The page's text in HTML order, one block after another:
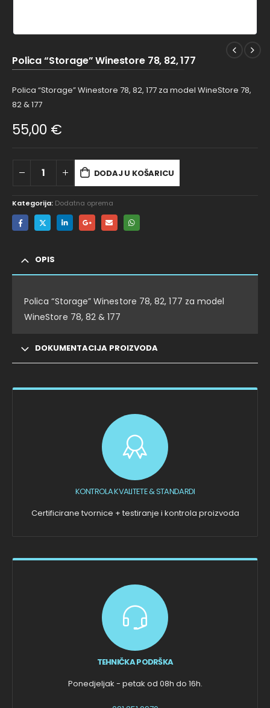
Polica “Storage” Winestore 78, 82, 177
Polica “Storage” Winestore 78, 82, 177 za model WineStore 78,
82 & 177
55,00 €
DODAJ U KOŠARICU
Kategorija: Dodatna oprema
OPIS
Polica “Storage” Winestore 78, 82, 177 za model
WineStore 78, 82 & 177
DOKUMENTACIJA PROIZVODA
KONTROLA KVALITETE & STANDARDI
Certificirane tvornice + testiranje i kontrola proizvoda
TEHNIČKA PODRŠKA
Ponedjeljak - petak od 08h do 16h.